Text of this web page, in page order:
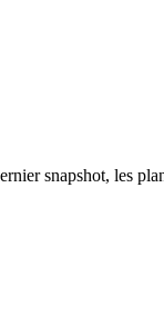
snapshot, les